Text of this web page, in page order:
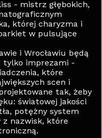
- mistrz głębokich,
której charyzma i
w pulsujące
i Wrocławiu będą
tylko imprezami -
które
scen i
tak, żeby
światowej jakości
potężny system
z nazwisk, które